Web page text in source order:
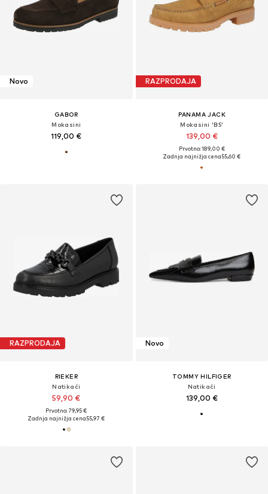
Novo
GABOR
Mokasini
119,00 €
RAZPRODAJA
PANAMA JACK
Mokasini 'B5'
139,00 €
Prvotno: 189,00 €
Zadnja najnižja cena55,60 €
RAZPRODAJA
RIEKER
Natikači
59,90 €
Prvotno: 79,95 €
Zadnja najnižja cena55,97 €
Novo
TOMMY HILFIGER
Natikači
139,00 €